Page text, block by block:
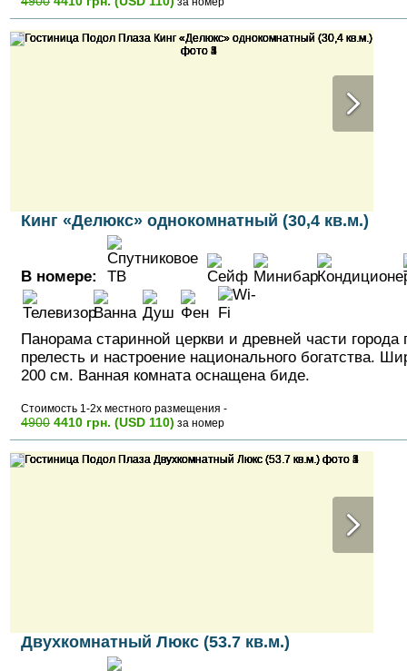
Кинг «Делюкс» однокомнатный (30,4 кв.м.)
В номере:
Панорама старинной церкви и древней части
прелесть и настроение национального богатства.
200 см. Ванная комната оснащена биде.
Стоимость 1-2х местного размещения -
4900 4410 грн. (USD 110) за номер
Двухкомнатный Люкс (53.7 кв.м.)